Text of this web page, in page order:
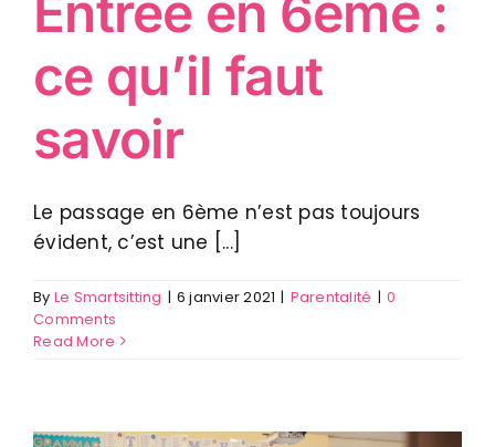
ce qu’il faut
savoir
Le passage en 6ème n’est pas toujours
évident, c’est une [...]
By Le Smartsitting | 6 janvier 2021 | Parentalité | 0
Comments
Read More